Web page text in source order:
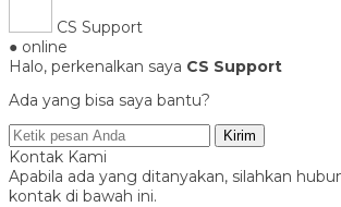
CS Support
● online
Halo, perkenalkan saya CS Support
Ada yang bisa saya bantu?
Kirim
Kontak Kami
Apabila ada yang ditanyakan, silahkan
kontak di bawah ini.